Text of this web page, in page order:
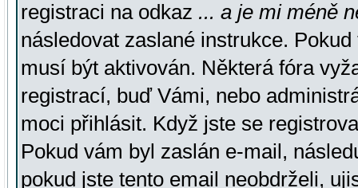
registraci na odkaz ... a je mi méně
následovat zaslané instrukce.
musí být aktivován. Některá fóra
registrací, buď Vámi, nebo
moci přihlásit. Když jste se
Pokud vám byl zaslán e-mail,
pokud jste tento email neobdrželi,